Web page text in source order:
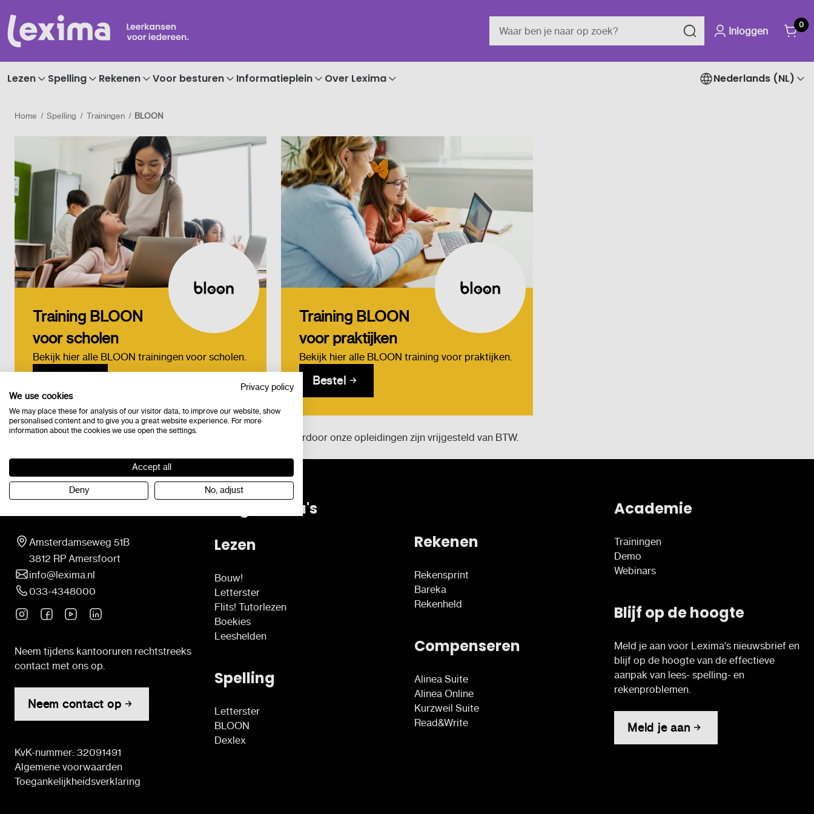
Inloggen
0
Lezen Spelling Rekenen Voor besturen Informatieplein Over Lexima Nederlands (NL)
Home Spelling Trainingen BLOON
Training BLOON
voor scholen
Bekijk hier alle BLOON trainingen voor scholen.
Training BLOON
voor praktijken
Bekijk hier alle BLOON training voor praktijken.
Bestel
Lexima Academie is geregistreerd in het CRKBO-register, waardoor onze opleidingen zijn vrijgesteld van BTW.
Amsterdamseweg 51B
3812 RP Amersfoort
info@lexima.nl
033-4348000
Neem tijdens kantooruren rechtstreeks
contact met ons op.
Neem contact op
KvK-nummer: 32091491
Algemene voorwaarden
Toegankelijkheidsverklaring
Programma's
Lezen
Bouw!
Letterster
Flits! Tutorlezen
Boekies
Leeshelden
Spelling
Letterster
BLOON
Dexlex
Rekenen
Rekensprint
Bareka
Rekenheld
Compenseren
Alinea Suite
Alinea Online
Kurzweil Suite
Read&Write
Academie
Trainingen
Demo
Webinars
Blijf op de hoogte
Meld je aan voor Lexima's nieuwsbrief en
blijf op de hoogte van de effectieve
aanpak van lees- spelling- en
rekenproblemen.
Meld je aan
Privacy policy
We use cookies
We may place these for analysis of our visitor data, to improve our website, show
personalised content and to give you a great website experience. For more
information about the cookies we use open the settings.
Accept all
Deny No, adjust